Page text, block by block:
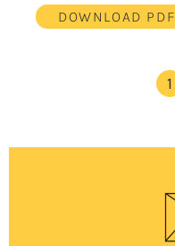
DOWNLOAD PDF
1